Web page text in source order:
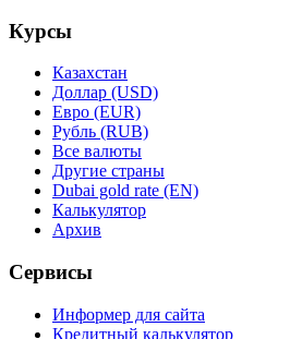
Курсы
Казахстан
Доллар (USD)
Евро (EUR)
Рубль (RUB)
Все валюты
Другие страны
Dubai gold rate (EN)
Калькулятор
Архив
Сервисы
Информер для сайта
Кредитный калькулятор